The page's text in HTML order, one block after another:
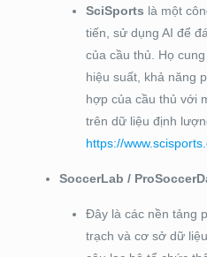
SciSports là một
tiến, sử dụng AI để
của cầu thủ. Họ
hiệu suất, khả năng
hợp của cầu thủ với
trên dữ liệu định
https://
SoccerLab /
Đây là các nền tảng
trạch và cơ sở dữ